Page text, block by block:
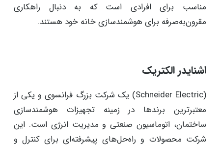
مناسب برای افرادی است که به دنبال راهکاری
مقرون‌به‌صرفه برای هوشمندسازی خانه خود هستند.
اشنایدر الکتریک
(Schneider Electric) یک شرکت بزرگ فرانسوی و یکی از
معتبرترین برندها در زمینه تجهیزات هوشمندسازی
ساختمان، اتوماسیون صنعتی و مدیریت انرژی است. این
شرکت محصولات و راه‌حل‌های پیشرفته‌ای برای کنترل و